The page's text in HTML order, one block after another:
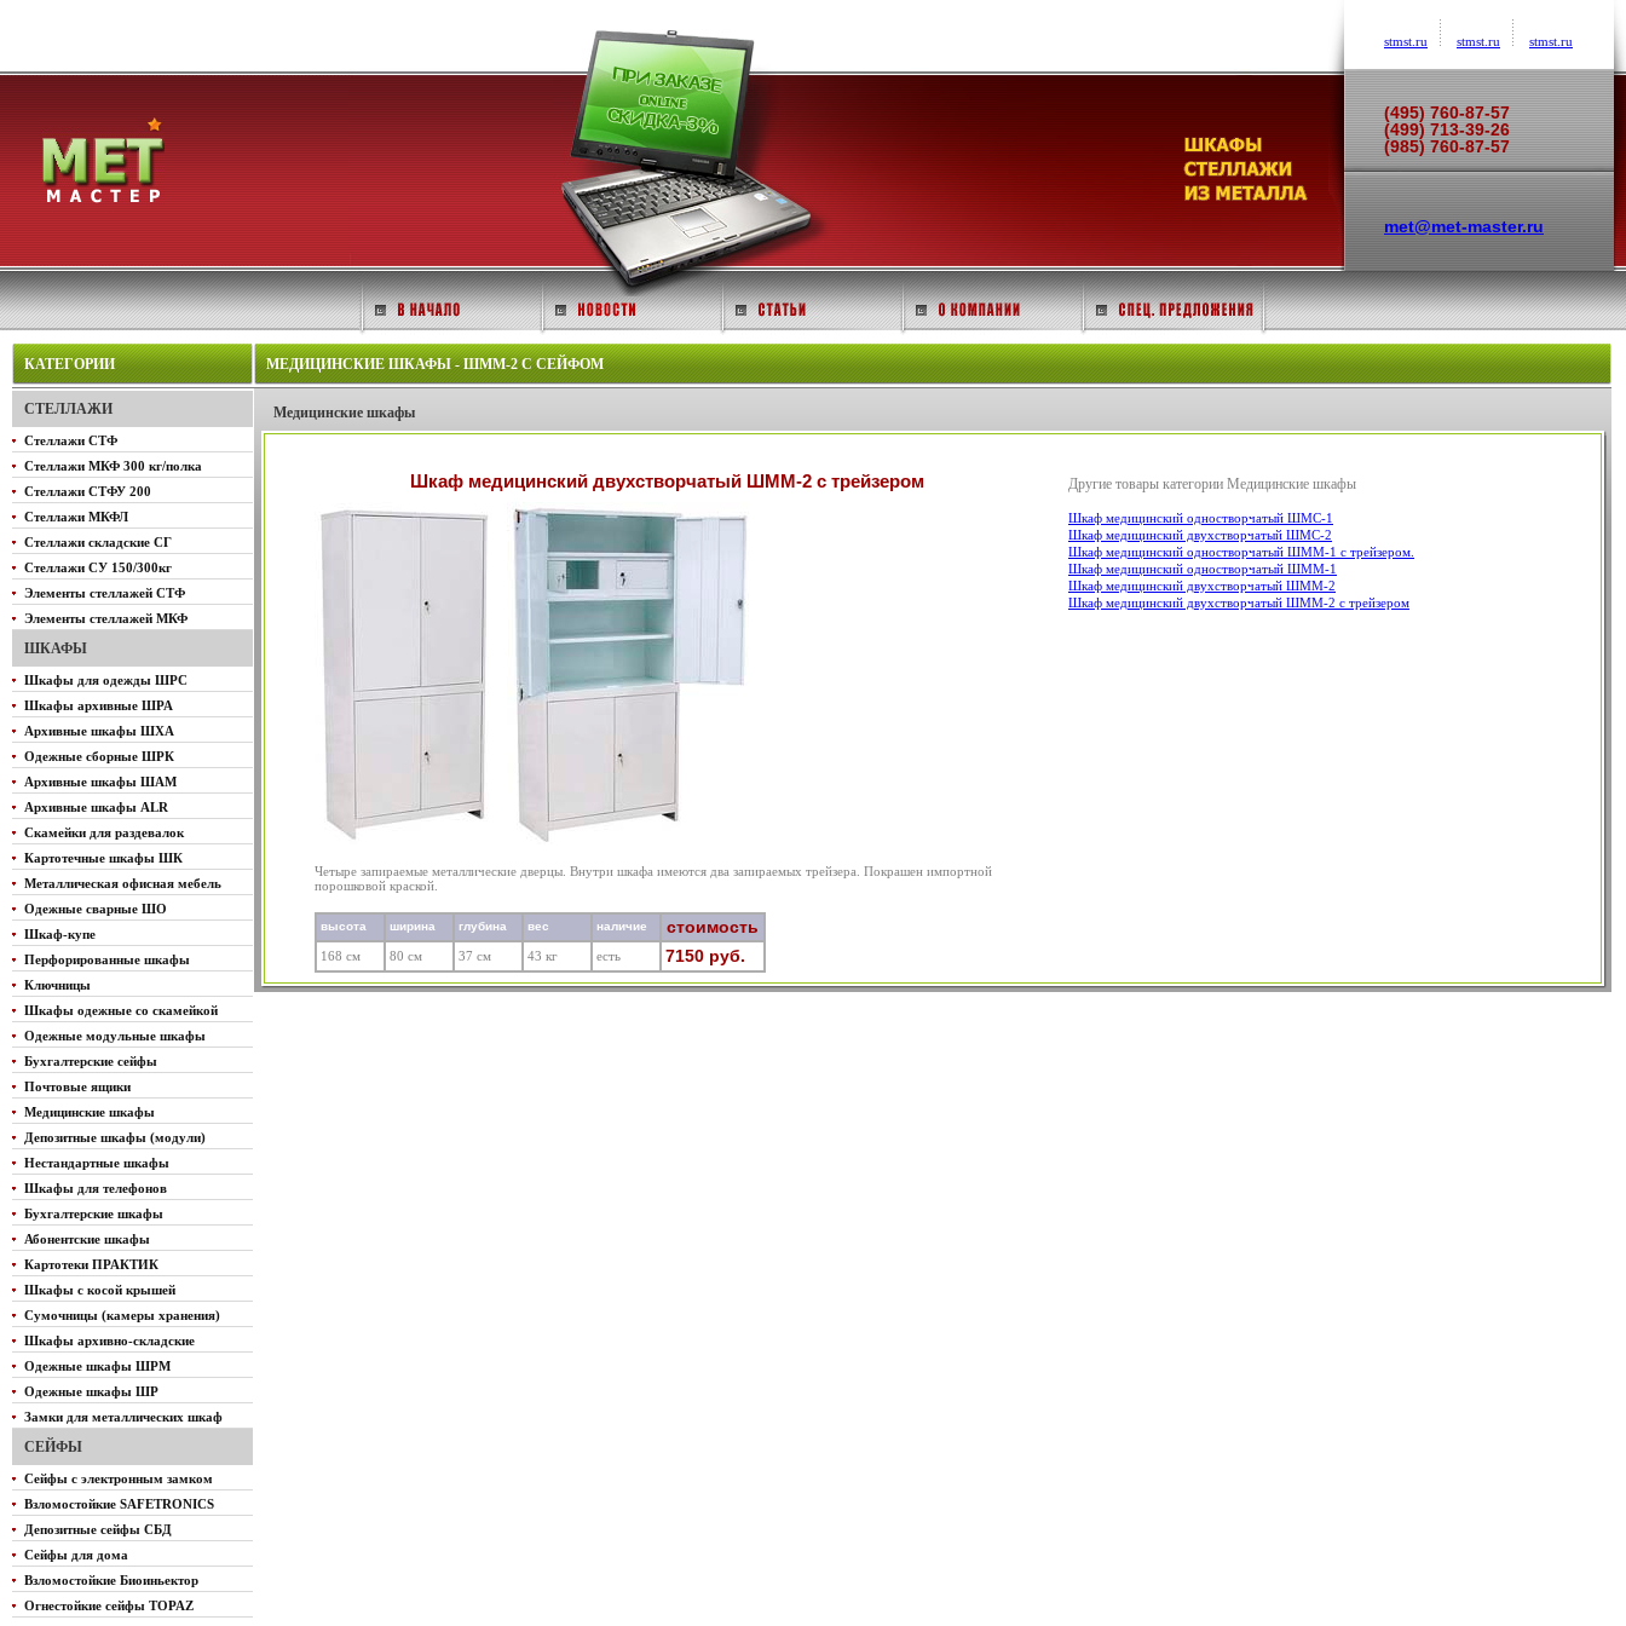
stmst.ru stmst.ru stmst.ru
(495) 760-87-57
(499) 713-39-26
(985) 760-87-57
met@met-master.ru
КАТЕГОРИИ
СТЕЛЛАЖИ
Стеллажи СТФ
Стеллажи МКФ 300 кг/полка
Стеллажи СТФУ 200
Стеллажи МКФЛ
Стеллажи складские СГ
Стеллажи СУ 150/300кг
Элементы стеллажей СТФ
Элементы стеллажей МКФ
ШКАФЫ
Шкафы для одежды ШРС
Шкафы архивные ШРА
Архивные шкафы ШХА
Одежные сборные ШРК
Архивные шкафы ШАМ
Архивные шкафы ALR
Скамейки для раздевалок
Картотечные шкафы ШК
Металлическая офисная мебель
Одежные сварные ШО
Шкаф-купе
Перфорированные шкафы
Ключницы
Шкафы одежные со скамейкой
Одежные модульные шкафы
Бухгалтерские сейфы
Почтовые ящики
Медицинские шкафы
Депозитные шкафы (модули)
Нестандартные шкафы
Шкафы для телефонов
Бухгалтерские шкафы
Абонентские шкафы
Картотеки ПРАКТИК
Шкафы с косой крышей
Сумочницы (камеры хранения)
Шкафы архивно-складские
Одежные шкафы ШРМ
Одежные шкафы ШР
Замки для металлических шкаф
СЕЙФЫ
Сейфы с электронным замком
Взломостойкие SAFETRONICS
Депозитные сейфы СБД
Сейфы для дома
Взломостойкие Биоиньектор
Огнестойкие сейфы TOPAZ
МЕДИЦИНСКИЕ ШКАФЫ - ШММ-2 С СЕЙФОМ
Медицинские шкафы
Шкаф медицинский двухстворчатый ШММ-2 с трейзером
Четыре запираемые металлические дверцы. Внутри шкафа имеются два запираемых трейзера. Покрашен импортной
порошковой краской.
высота ширина глубина вес наличие стоимость
168 см 80 см 37 см 43 кг есть 7150 руб.
Другие товары категории Медицинские шкафы
Шкаф медицинский одностворчатый ШМС-1
Шкаф медицинский двухстворчатый ШМС-2
Шкаф медицинский одностворчатый ШММ-1 с трейзером.
Шкаф медицинский одностворчатый ШММ-1
Шкаф медицинский двухстворчатый ШММ-2
Шкаф медицинский двухстворчатый ШММ-2 с трейзером